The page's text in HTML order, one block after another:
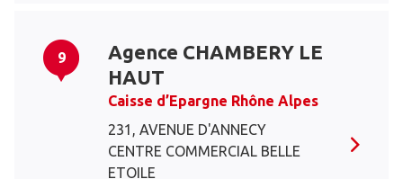
9
Agence CHAMBERY LE
HAUT
Caisse d’Epargne Rhône Alpes
231, AVENUE D'ANNECY
CENTRE COMMERCIAL BELLE
ETOILE